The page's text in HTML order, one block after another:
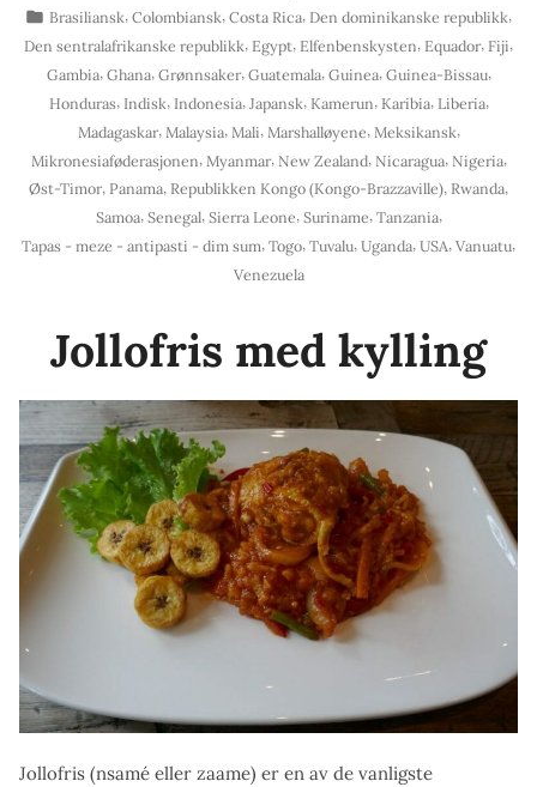
av
Publisert
i
Brasiliansk,Colombiansk,Costa Rica, Den dominikanske republikk,
Den sentralafrikanske republikk, Egypt, Elfenbenskysten, Equador, Fiji,
Gambia, Ghana, Grønnsaker, Guatemala, Guinea, Guinea-Bissau,
Honduras, Indisk, Indonesia, Japansk, Kamerun, Karibia, Liberia,
Madagaskar, Malaysia, Mali, Marshalløyene, Meksikansk,
Mikronesiaføderasjonen, Myanmar, New Zealand, Nicaragua, Nigeria,
Øst-Timor, Panama, Republikken Kongo (Kongo-Brazzaville), Rwanda,
Samoa,Senegal,Sierra Leone,Suriname,Tanzania,
Tapas - meze - antipasti - dim sum,Togo,Tuvalu,Uganda,USA,Vanuatu,
Venezuela
Jollofris med kylling
Jollofris (nsamé eller zaame) er en av de vanligste